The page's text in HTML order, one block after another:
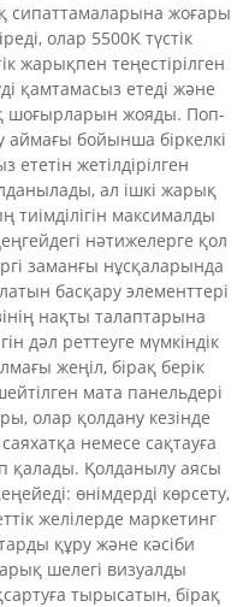
сипаттамаларына жоғары
олар 5500K түстік
жарықпен теңестірілген
қамтамасыз етеді және
шоғырларын жояды. Поп-
аймағы бойынша біркелкі
жетілдірілген
ал ішкі жарық
максималды
нәтижелерге қол
заманғы нұсқаларында
басқару элементтері
нақты талаптарына
дәл реттеуге мүмкіндік
жеңіл, бірақ берік
мата панельдері
олар қолдану кезінде
немесе сақтауға
қалады. Қолданылу аясы
өнімдерді көрсету,
желілерде маркетинг
құру және кәсіби
шелегі визуалды
тырысатын, бірақ